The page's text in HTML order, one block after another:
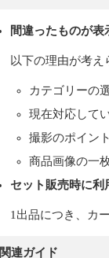
間違ったものが表
以下の理由が考え
カテゴリーの
現在対応して
撮影のポイン
商品画像の一
セット販売時に利
1出品につき、カ
関連ガイド